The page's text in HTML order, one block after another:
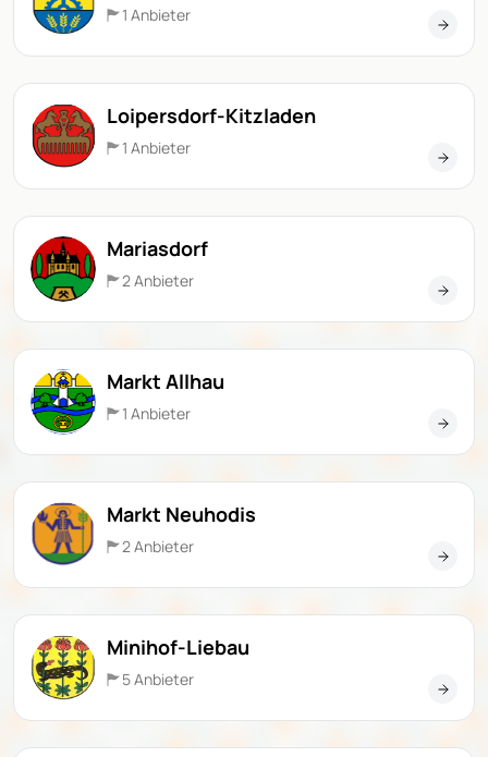
1 Anbieter
Loipersdorf-Kitzladen
1 Anbieter
Mariasdorf
2 Anbieter
Markt Allhau
1 Anbieter
Markt Neuhodis
2 Anbieter
Minihof-Liebau
5 Anbieter